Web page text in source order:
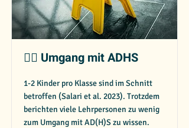
😶‍🌫️ Umgang mit ADHS
1-2 Kinder pro Klasse sind im Schnitt
betroffen (Salari et al. 2023). Trotzdem
berichten viele Lehrpersonen zu wenig
zum Umgang mit AD(H)S zu wissen.